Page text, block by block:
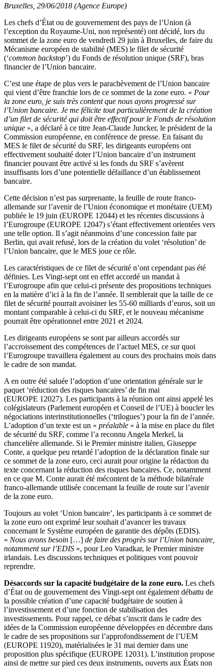
Bruxelles, 29/06/2018 (Agence Europe)
Les chefs d’État ou de gouvernement des pays de l’Union (à
l’exception du Royaume-Uni, non représenté) ont décidé, lors du
sommet de la zone euro de vendredi 29 juin à Bruxelles, de faire du
Mécanisme européen de stabilité (MES) le filet de sécurité
(‘common backstop’) du Fonds de résolution unique (SRF), bras
financier de l’Union bancaire.
C’est une étape de plus vers le parachèvement de l’Union bancaire
qui vient d’être franchie lors de ce sommet de la zone euro. « Pour
la zone euro, je suis très content que nous ayons progressé sur
l’Union bancaire. Je me félicite tout particulièrement de la création
d’un filet de sécurité qui doit être effectif pour le Fonds de résolution
unique », a déclaré à ce titre Jean-Claude Juncker, le président de la
Commission européenne, en conférence de presse. En faisant du
MES le filet de sécurité du SRF, les dirigeants européens ont
effectivement souhaité doter l’Union bancaire d’un instrument
financier pouvant être activé si les fonds du SRF s’avèrent
insuffisants lors d’une potentielle défaillance d’un établissement
bancaire.
Cette décision n’est pas surprenante, la feuille de route franco-
allemande sur l’avenir de l’Union économique et monétaire (UEM)
publiée le 19 juin (EUROPE 12044) et les récentes discussions à
l’Eurogroupe (EUROPE 12047) s’étant effectivement orientées vers
une telle option. Il s’agit néanmoins d’une concession faite par
Berlin, qui avait refusé, lors de la création du volet ‘résolution’ de
l’Union bancaire, que le MES joue ce rôle.
Les caractéristiques de ce filet de sécurité n’ont cependant pas été
définies. Les Vingt-sept ont en effet accordé un mandat à
l’Eurogroupe afin que celui-ci présente des propositions techniques
en la matière d’ici à la fin de l’année. Il semblerait que la taille de ce
filet de sécurité pourrait avoisiner les 55-60 milliards d’euros, soit un
montant comparable à celui-ci du SRF, et le nouveau mécanisme
pourrait être opérationnel entre 2021 et 2024.
Les dirigeants européens se sont par ailleurs accordés sur
l’accroissement des compétences de l’actuel MES, ce sur quoi
l’Eurogroupe travaillera également au cours des prochains mois dans
le cadre de son mandat.
A en outre été saluée l’adoption d’une orientation générale sur le
paquet ‘réduction des risques bancaires’ de fin mai
(EUROPE 12027). Les participants à la réunion ont ainsi appelé les
colégislateurs (Parlement européen et Conseil de l’UE) à boucler les
négociations interinstitutionnelles (‘trilogues’) pour la fin de l’année.
L’adoption d’un texte est un « préalable » à la mise en place du filet
de sécurité du SRF, comme l’a reconnu Angela Merkel, la
chancelière allemande. Si le Premier ministre italien, Giuseppe
Conte, a quelque peu retardé l’adoption de la déclaration finale sur
ce sommet de la zone euro, ceci aurait pour origine la rédaction du
texte concernant la réduction des risques bancaires. Ce, notamment
en ce que M. Conte aurait été mécontent de la méthode bilatérale
franco-allemande utilisée concernant la feuille de route sur l’avenir
de la zone euro.
Toujours au volet ‘Union bancaire’, les participants à ce sommet de
la zone euro ont exprimé leur souhait d’avancer les travaux
concernant le Système européen de garantie des dépôts (EDIS).
« Nous avons besoin […] de faire des progrès sur l’Union bancaire,
notamment sur l’EDIS », pour Leo Varadkar, le Premier ministre
irlandais. Les discussions techniques et politiques vont pouvoir
reprendre.
Désaccords sur la capacité budgétaire de la zone euro. Les chefs
d’État ou de gouvernement des Vingt-sept ont également débattu de
la possible création d’une capacité budgétaire de soutien à
l’investissement et d’une fonction de stabilisation des
investissements. Pour rappel, ce débat s’inscrit dans le cadre des
idées de la Commission européenne développées en décembre dans
le cadre de ses propositions sur l’approfondissement de l’UEM
(EUROPE 11920), matérialisées le 31 mai dernier dans une
proposition plus spécifique (EUROPE 12031). L’institution propose
ainsi de mettre sur pied ces deux instruments, ouverts aux États non